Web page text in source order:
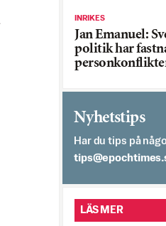
INRIKES
Jan Emanuel:
politik har
Nyhetstips
Har du tips på
LÄS MER